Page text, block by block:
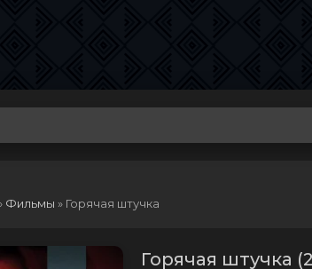
Фильмы » Горячая штучка
Горячая штучка